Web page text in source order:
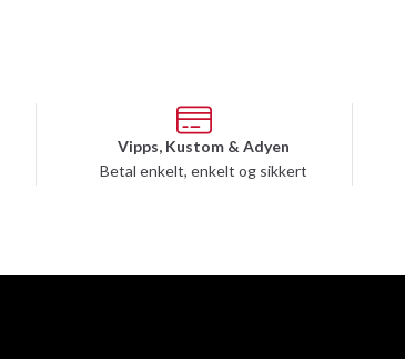
Vipps, Kustom & Adyen
Betal enkelt, enkelt og sikkert